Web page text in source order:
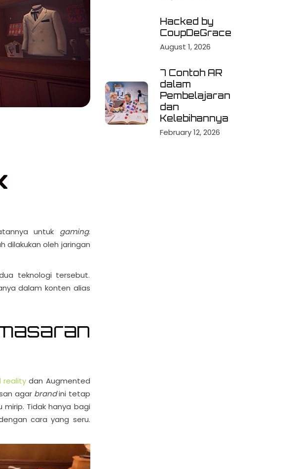
untuk gaming.
dilakukan oleh jaringan
teknologi tersebut.
dalam konten alias
realitydan Augmented
agar brandini tetap
Tidak hanya bagi
cara yang seru.
Hacked by
CoupDeGrace
August 1, 2026
7 Contoh AR
dalam
Pembelajaran
dan
Kelebihannya
February 12, 2026